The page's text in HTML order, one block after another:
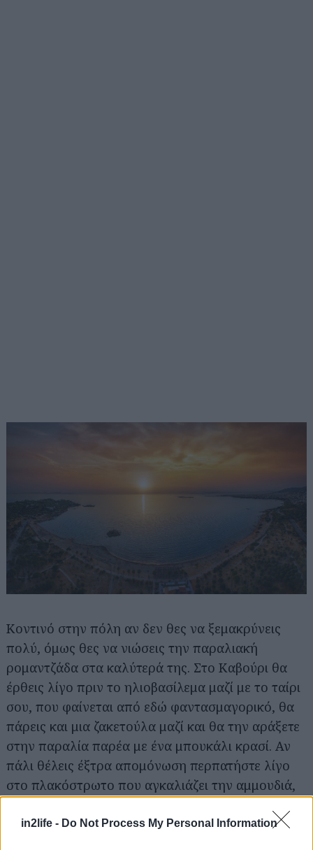
in2life - Do Not Process My Personal Information
Κοντινό στην πόλη αν δεν θες να ξεμακρύνεις
πολύ, όμως θες να νιώσεις την παραλιακή
ρομαντζάδα στα καλύτερά της. Στο Καβούρι θα
έρθεις λίγο πριν το ηλιοβασίλεμα μαζί με το ταίρι
σου, που φαίνεται από εδώ φαντασμαγορικό, θα
πάρεις και μια ζακετούλα μαζί και θα την αράξετε
στην παραλία παρέα με ένα μπουκάλι κρασί. Αν
πάλι θέλεις έξτρα απομόνωση περπατήστε λίγο
στο πλακόστρωτο που αγκαλιάζει την αμμουδιά,
διαδοχικά κρυφά κολπάκια.
Αναζήτηση
για...